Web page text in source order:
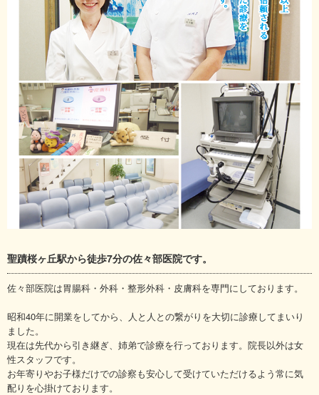
聖蹟桜ヶ丘駅から徒歩7分の佐々部医院です。
佐々部医院は胃腸科・外科・整形外科・皮膚科を専門にしております。
昭和40年に開業をしてから、人と人との繋がりを大切に診療してまいり
ました。
現在は先代から引き継ぎ、姉弟で診療を行っております。院長以外は女
性スタッフです。
お年寄りやお子様だけでの診察も安心して受けていただけるよう常に気
配りを心掛けております。